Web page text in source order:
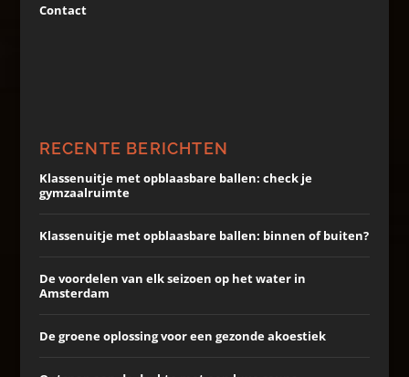
Contact
RECENTE BERICHTEN
Klassenuitje met opblaasbare ballen: check je
gymzaalruimte
Klassenuitje met opblaasbare ballen: binnen of buiten?
De voordelen van elk seizoen op het water in
Amsterdam
De groene oplossing voor een gezonde akoestiek